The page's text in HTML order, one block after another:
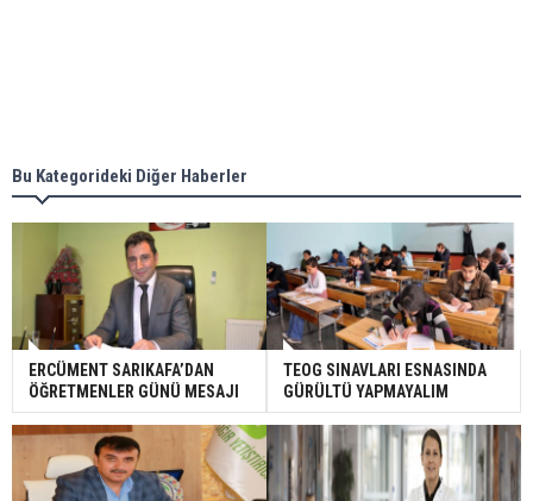
Bu Kategorideki Diğer Haberler
ERCÜMENT SARIKAFA’DAN
ÖĞRETMENLER GÜNÜ MESAJI
TEOG SINAVLARI ESNASINDA
GÜRÜLTÜ YAPMAYALIM